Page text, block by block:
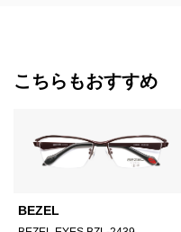
こちらもおすすめ
BEZEL